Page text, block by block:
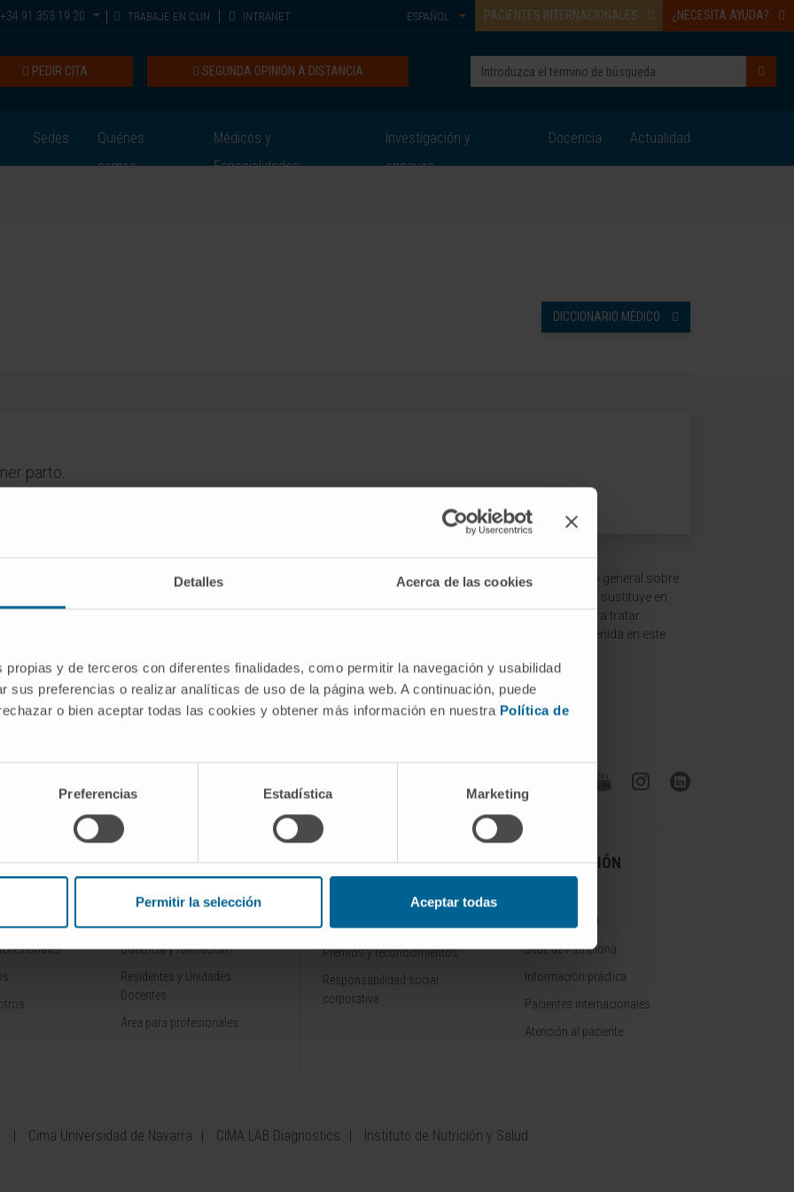
Detalles Acerca de las cookies
propias y de terceros con diferentes finalidades, como permitir la navegación y usabilidad
sus preferencias o realizar analíticas de uso de la página web. A continuación, puede
o bien aceptar todas las cookies y obtener más información en nuestra Política de
Preferencias Estadística Marketing
Permitir la selección Aceptar todas
+34 91 353 19 20 TRABAJE EN CUN INTRANET PACIENTES INTERNACIONALES ¿NECESITA AYUDA?
ESPAÑOL
SEGUNDA OPINIÓN A DISTANCIA
PEDIR CITA
Sedes
Quiénes
somos
Médicos y
Especialidades
Investigación y
ensayos
Docencia Actualidad
DICCIONARIO MÉDICO
parto.
de la Clínica Universidad de Navarra tiene como objetivo principal ofrecer un contexto y entendimiento general sobre
única para tomar decisiones relacionadas con la salud. Esta información es meramente informativa y no sustituye en
de profesionales de la salud. Siempre es esencial consultar a un médico o especialista para tratar
de Navarra no se responsabiliza por el uso inapropiado o la interpretación de la información contenida en este
INVESTIGACIÓN Y
Docencia y formación
Residentes y Unidades
Docentes
Área para profesionales
CONOZCA LA CLÍNICA
Tecnología
Premios y reconocimientos
Responsabilidad social
corporativa
INFORMACIÓN
Sede de Pamplona
Información práctica
Pacientes internacionales
Atención al paciente
Cima Universidad de Navarra CIMA LAB Diagnostics Instituto de Nutrición y Salud